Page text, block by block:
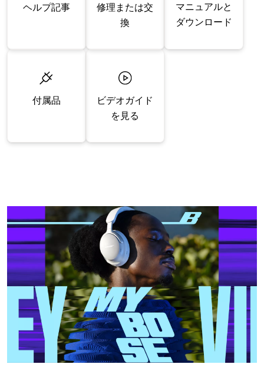
ヘルプ記事
修理または交
換
マニュアルと
ダウンロード
付属品
ビデオガイド
を見る